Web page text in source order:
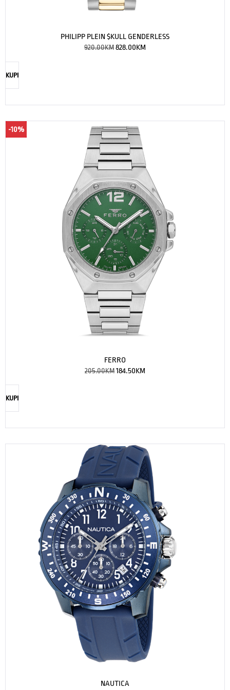
PHILIPP PLEIN $KULL GENDERLESS
920.00KM828.00KM
KUPI
-10%
FERRO
205.00KM184.50KM
KUPI
NAUTICA